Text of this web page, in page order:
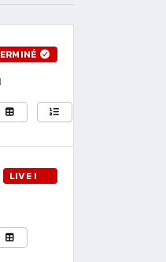
LIVE !